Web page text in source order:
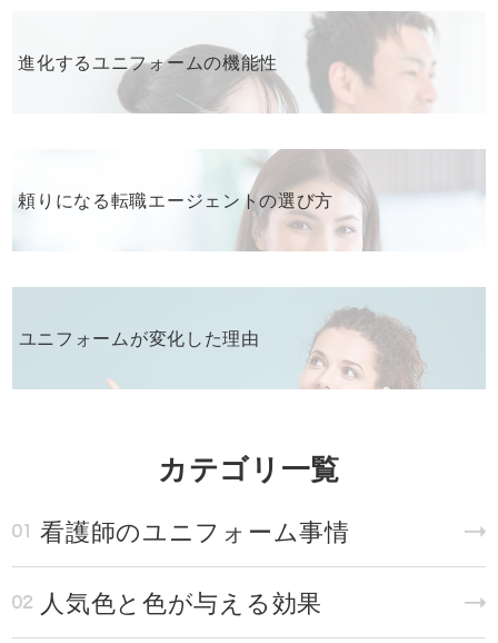
進化するユニフォームの機能性
頼りになる転職エージェントの選び方
ユニフォームが変化した理由
カテゴリ一覧
看護師のユニフォーム事情
人気色と色が与える効果